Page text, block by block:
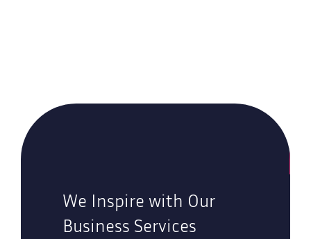
We Inspire with Our
Business Services